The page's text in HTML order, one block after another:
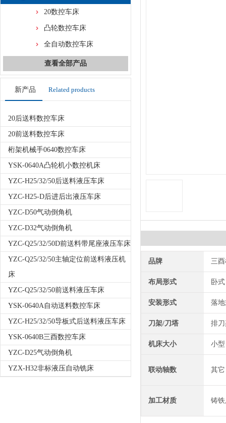
品牌 三
布局形式 卧式
安装形式 落
刀架/刀塔 排
机床大小 小型
联动轴数 其它
加工材质 铸
20数控车床
凸轮数控车床
全自动数控车床
查看全部产品
新产品 Related products
20后送料数控车床
20前送料数控车床
桁架机械手0640数控车床
YSK-0640A凸轮机小数控机床
YZC-H25/32/50后送料液压车床
YZC-H25-D后进后出液压车床
YZC-D50气动倒角机
YZC-D32气动倒角机
YZC-Q25/32/50D前送料带尾座液压车床
YZC-Q25/32/50主轴定位前送料液压机
床
YZC-Q25/32/50前送料液压车床
YSK-0640A自动送料数控车床
YZC-H25/32/50导板式后送料液压车床
YSK-0640B三酉数控车床
YZC-D25气动倒角机
YZX-H32非标液压自动铣床